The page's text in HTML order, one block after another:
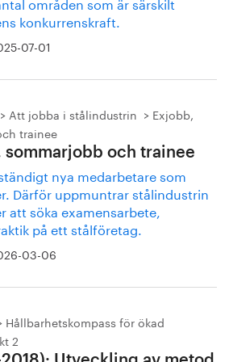
konkurrenskraft.
07-01
Att jobba i stålindustrin
Exjobb,
trainee
sommarjobb och trainee
nya medarbetare som
Därför uppmuntrar stålindustrin
att söka examensarbete,
på ett stålföretag.
03-06
Hållbarhetskompass för ökad
2